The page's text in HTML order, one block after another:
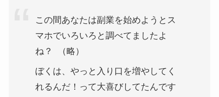
この間あなたは副業を始めようとス
マホでいろいろと調べてましたよ
ね？ （略）
ぼくは、やっと入り口を増やしてく
れるんだ！って大喜びしてたんです